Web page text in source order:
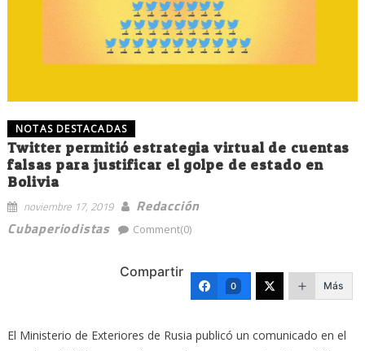
NOTAS DESTACADAS
Twitter permitió estrategia virtual de cuentas
falsas para justificar el golpe de estado en
Bolivia
noviembre 17, 2019
Redacción
Cubaperiodistas
Comment(0)
Compartir
0 Más
El Ministerio de Exteriores de Rusia publicó un comunicado en el